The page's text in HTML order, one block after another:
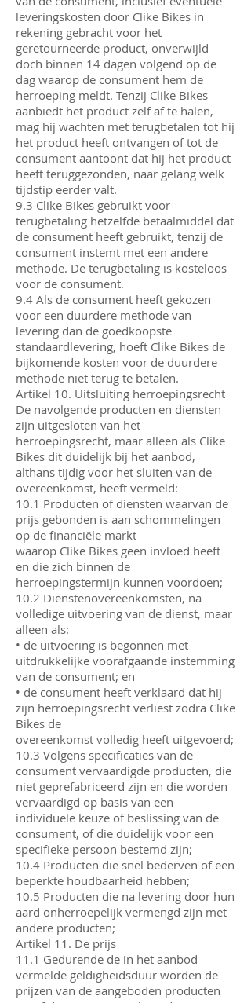
leveringskosten door Clike Bikes in
rekening gebracht voor het
geretourneerde product, onverwijld
doch binnen 14 dagen volgend op de
dag waarop de consument hem de
herroeping meldt. Tenzij Clike Bikes
aanbiedt het product zelf af te halen,
mag hij wachten met terugbetalen tot hij
het product heeft ontvangen of tot de
consument aantoont dat hij het product
heeft teruggezonden, naar gelang welk
tijdstip eerder valt.
9.3 Clike Bikes gebruikt voor
terugbetaling hetzelfde betaalmiddel dat
de consument heeft gebruikt, tenzij de
consument instemt met een andere
methode. De terugbetaling is kosteloos
voor de consument.
9.4 Als de consument heeft gekozen
voor een duurdere methode van
levering dan de goedkoopste
standaardlevering, hoeft Clike Bikes de
bijkomende kosten voor de duurdere
methode niet terug te betalen.
Artikel 10. Uitsluiting herroepingsrecht
De navolgende producten en diensten
zijn uitgesloten van het
herroepingsrecht, maar alleen als Clike
Bikes dit duidelijk bij het aanbod,
althans tijdig voor het sluiten van de
overeenkomst, heeft vermeld:
10.1 Producten of diensten waarvan de
prijs gebonden is aan schommelingen
op de financiële markt
waarop Clike Bikes geen invloed heeft
en die zich binnen de
herroepingstermijn kunnen voordoen;
10.2 Dienstenovereenkomsten, na
volledige uitvoering van de dienst, maar
alleen als:
• de uitvoering is begonnen met
uitdrukkelijke voorafgaande instemming
van de consument; en
• de consument heeft verklaard dat hij
zijn herroepingsrecht verliest zodra Clike
Bikes de
overeenkomst volledig heeft uitgevoerd;
10.3 Volgens specificaties van de
consument vervaardigde producten, die
niet geprefabriceerd zijn en die worden
vervaardigd op basis van een
individuele keuze of beslissing van de
consument, of die duidelijk voor een
specifieke persoon bestemd zijn;
10.4 Producten die snel bederven of een
beperkte houdbaarheid hebben;
10.5 Producten die na levering door hun
aard onherroepelijk vermengd zijn met
andere producten;
Artikel 11. De prijs
11.1 Gedurende de in het aanbod
vermelde geldigheidsduur worden de
prijzen van de aangeboden producten